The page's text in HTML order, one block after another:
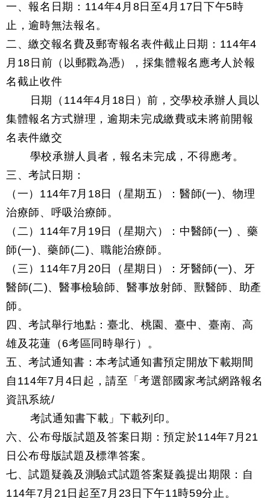
一、報名日期：114年4月8日至4月17日下午5時
止，逾時無法報名。
二、繳交報名費及郵寄報名表件截止日期：114年4
月18日前（以郵戳為憑），採集體報名應考人於報
名截止收件
日期（114年4月18日）前，交學校承辦人員以
集體報名方式辦理，逾期未完成繳費或未將前開報
名表件繳交
學校承辦人員者，報名未完成，不得應考。
三、考試日期：
（一）114年7月18日（星期五）：醫師(一)、物理
治療師、呼吸治療師。
（二）114年7月19日（星期六）：中醫師(一) 、藥
師(一)、藥師(二)、職能治療師。
（三）114年7月20日（星期日）：牙醫師(一)、牙
醫師(二)、醫事檢驗師、醫事放射師、獸醫師、助產
師。
四、考試舉行地點：臺北、桃園、臺中、臺南、高
雄及花蓮（6考區同時舉行）。
五、考試通知書：本考試通知書預定開放下載期間
自114年7月4日起，請至「考選部國家考試網路報名
資訊系統/
考試通知書下載」下載列印。
六、公布母版試題及答案日期：預定於114年7月21
日公布母版試題及標準答案。
七、試題疑義及測驗式試題答案疑義提出期限：自
114年7月21日起至7月23日下午11時59分止。